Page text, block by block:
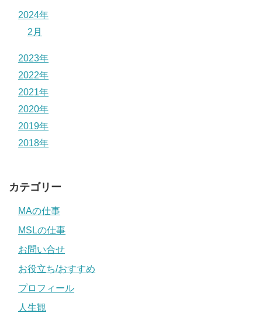
2024年
2月
2023年
2022年
2021年
2020年
2019年
2018年
カテゴリー
MAの仕事
MSLの仕事
お問い合せ
お役立ち/おすすめ
プロフィール
人生観